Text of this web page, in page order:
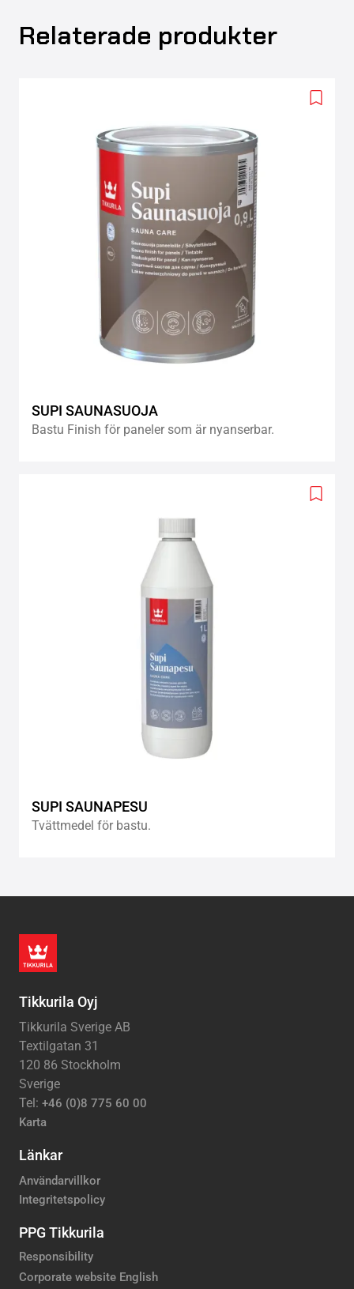
Relaterade produkter
Add
SUPI SAUNASUOJA
Bastu Finish för paneler som är nyanserbar.
Add
SUPI SAUNAPESU
Tvättmedel för bastu.
Tikkurila Oyj
Tikkurila Sverige AB
Textilgatan 31
120 86 Stockholm
Sverige
Tel: +46 (0)8 775 60 00
Karta
Länkar
Användarvillkor
Integritetspolicy
PPG Tikkurila
Responsibility
Corporate website English